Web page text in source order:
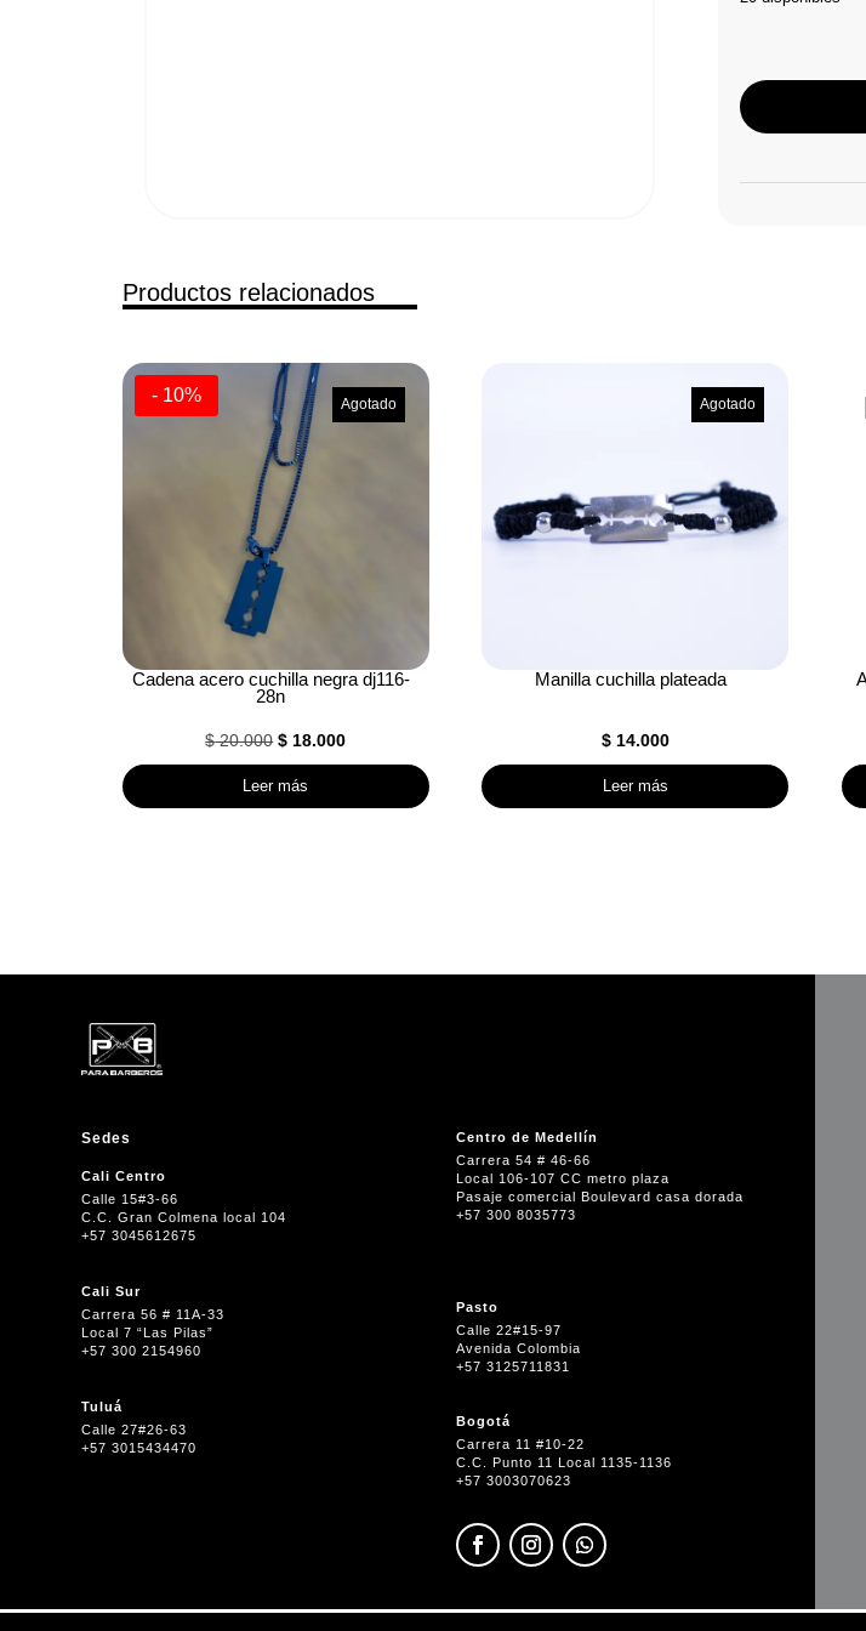
Productos relacionados
- 10% Agotado
Cadena acero cuchilla negra dj116-
28n
$20.000 El
precio
$ 18.000El
precio
Leer más
Agotado
Manilla cuchilla plateada
$14.000
Leer más
Sedes
Cali Centro
Calle 15#3-66
C.C. Gran Colmena local 104
+57 3045612675
Cali Sur
Carrera 56 # 11A-33
Local 7 “Las Pilas”
+57 300 2154960
Tuluá
Calle 27#26-63
+57 3015434470
Centro de Medellín
Carrera 54 # 46-66
Local 106-107 CC metro plaza
Pasaje comercial Boulevard casa dorada
+57 300 8035773
Pasto
Calle 22#15-97
Avenida Colombia
+57 3125711831
Bogotá
Carrera 11 #10-22
C.C. Punto 11 Local 1135-1136
+57 3003070623